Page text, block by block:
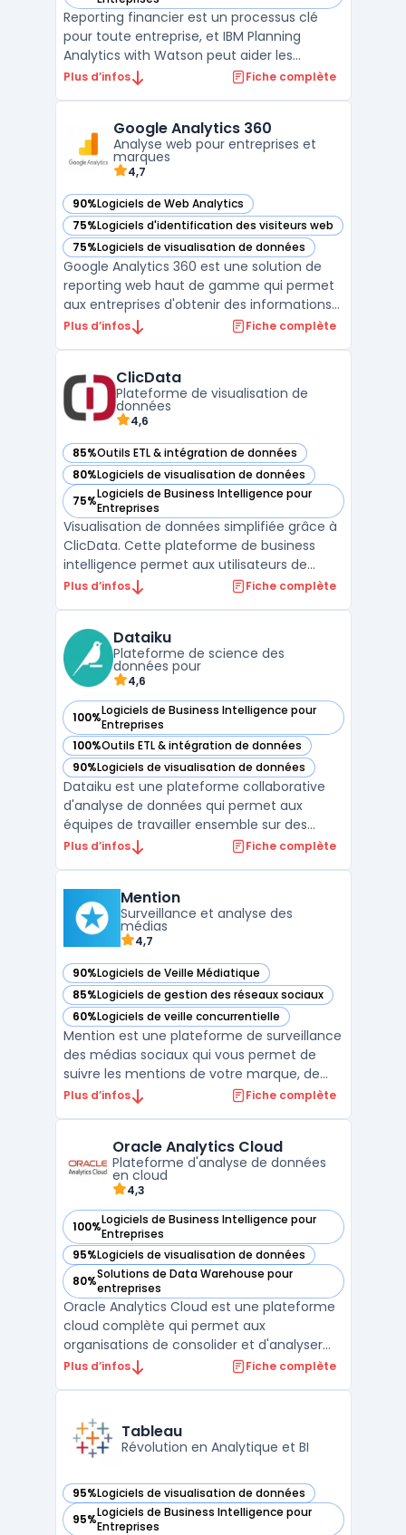
Reporting financier est un processus clé
pour toute entreprise, et IBM Planning
Analytics with Watson peut aider les
entreprises à automatiser et à améliorer
rapidement des quantités massives de
données financières ...
Plus d’infos Fiche complète
Google Analytics 360
Analyse web pour entreprises et
marques
4,7
90%Logiciels de Web Analytics
— voir Google Analytics 360 dans cette catégorie
75%Logiciels d'identification des visiteurs web
— voir Google Analytics 360 dans cette catégorie
75%Logiciels de visualisation de données
— voir Google Analytics 360 dans cette catégorie
Google Analytics 360 est une solution de
reporting web haut de gamme qui permet
aux entreprises d'obtenir des informations
approfondies sur leur audience. Grâce à ses
peuvent comprendre les comportements
des utilisateurs, i ...
Plus d’infos Fiche complète
ClicData
Plateforme de visualisation de
données
4,6
85%Outils ETL & intégration de données
— voir ClicData dans cette catégorie
80%Logiciels de visualisation de données
— voir ClicData dans cette catégorie
75%Logiciels de Business Intelligence pour
Entreprises
— voir ClicData dans cette catégorie
Visualisation de données simplifiée grâce à
ClicData. Cette plateforme de business
intelligence permet aux utilisateurs de
collecter, analyser et visualiser des données
personnalisés pour surveiller vos KPIs en
temps réel. ...
Plus d’infos Fiche complète
Dataiku
Plateforme de science des
données pour
4,6
100%Logiciels de Business Intelligence pour
Entreprises
— voir Dataiku dans cette catégorie
100%Outils ETL & intégration de données
— voir Dataiku dans cette catégorie
90%Logiciels de visualisation de données
— voir Dataiku dans cette catégorie
Dataiku est une plateforme collaborative
d'analyse de données qui permet aux
équipes de travailler ensemble sur des
projets de données avancés. Avec ses
gouvernance des données, Dataiku
simplifie l'ensemble du processus d'analy ...
Plus d’infos Fiche complète
Mention
Surveillance et analyse des
médias
4,7
90%Logiciels de Veille Médiatique
— voir Mention dans cette catégorie
85%Logiciels de gestion des réseaux sociaux
— voir Mention dans cette catégorie
60%Logiciels de veille concurrentielle
— voir Mention dans cette catégorie
Mention est une plateforme de surveillance
des médias sociaux qui vous permet de
suivre les mentions de votre marque, de
surveiller la concurrence et de mesurer
l'analyse des réseaux sociaux, la mesure
des senti ...
Plus d’infos Fiche complète
Oracle Analytics Cloud
Plateforme d'analyse de données
en cloud
4,3
100%Logiciels de Business Intelligence pour
Entreprises
— voir Oracle Analytics Cloud dans cette catégorie
95%Logiciels de visualisation de données
— voir Oracle Analytics Cloud dans cette catégorie
80%Solutions de Data Warehouse pour
entreprises
— voir Oracle Analytics Cloud dans cette catégorie
Oracle Analytics Cloud est une plateforme
cloud complète qui permet aux
organisations de consolider et d'analyser
des données en temps réel pour prendre
données, le reporting financier et les
analyses prédict ...
Plus d’infos Fiche complète
Tableau
Révolution en Analytique et BI
95%Logiciels de visualisation de données
— voir Tableau dans cette catégorie
95%Logiciels de Business Intelligence pour
Entreprises
— voir Tableau dans cette catégorie